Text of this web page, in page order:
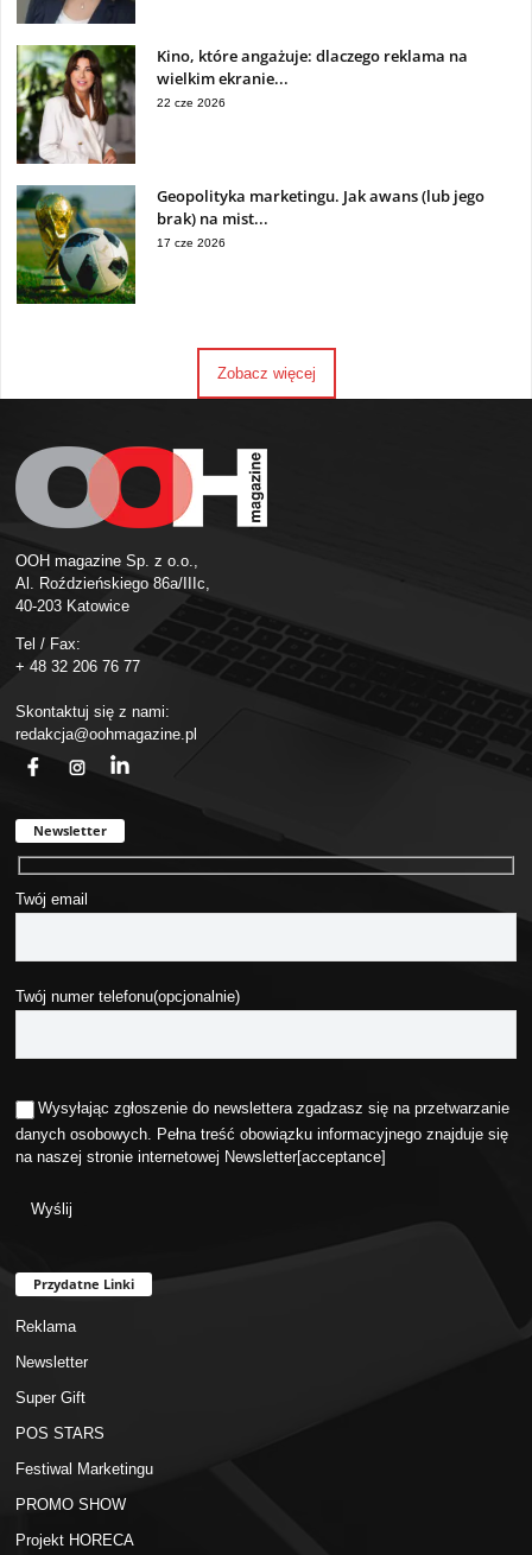
Kino, które angażuje: dlaczego reklama na
wielkim ekranie...
22 cze 2026
Geopolityka marketingu. Jak awans (lub jego
brak) na mist...
17 cze 2026
Zobacz więcej
OOH magazine Sp. z o.o.,
Al. Roździeńskiego 86a/IIIc,
40-203 Katowice
Tel / Fax:
+ 48 32 206 76 77
Skontaktuj się z nami:
redakcja@oohmagazine.pl
Newsletter
Twój email
Twój numer telefonu(opcjonalnie)
Wysyłając zgłoszenie do newslettera zgadzasz się na przetwarzanie
danych osobowych. Pełna treść obowiązku informacyjnego znajduje się
na naszej stronie internetowej Newsletter[acceptance]
Przydatne Linki
Reklama
Newsletter
Super Gift
POS STARS
Festiwal Marketingu
PROMO SHOW
Projekt HORECA